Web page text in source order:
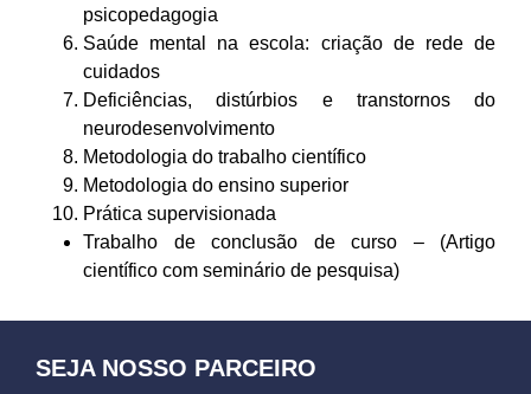
psicopedagogia
Saúde mental na escola: criação de rede de
cuidados
Deficiências, distúrbios e transtornos do
neurodesenvolvimento
Metodologia do trabalho científico
Metodologia do ensino superior
Prática supervisionada
Trabalho de conclusão de curso – (Artigo
científico com seminário de pesquisa)
SEJA NOSSO PARCEIRO